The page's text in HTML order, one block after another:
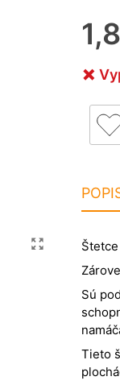
Sú
Tieto